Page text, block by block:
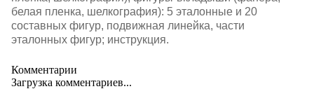
белая пленка, шелкография): 5 эталонные и 20
составных фигур, подвижная линейка, части
эталонных фигур; инструкция.
Комментарии
Загрузка комментариев...